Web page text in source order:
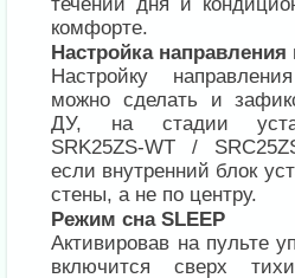
течении дня и
комфорте.
Настройка
Настройку
можно сделать и
ДУ, на стадии
SRK25ZS-WT /
если внутренний блок
стены, а не по центру.
Режим сна SLEEP
Активировав на пульте
включится сверх